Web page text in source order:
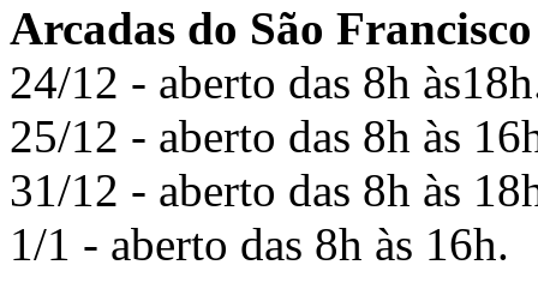
Arcadas do São Francisco
24/12 - aberto das 8h
25/12 - aberto das 8h às
31/12 - aberto das 8h às
1/1 - aberto das 8h às 16h.